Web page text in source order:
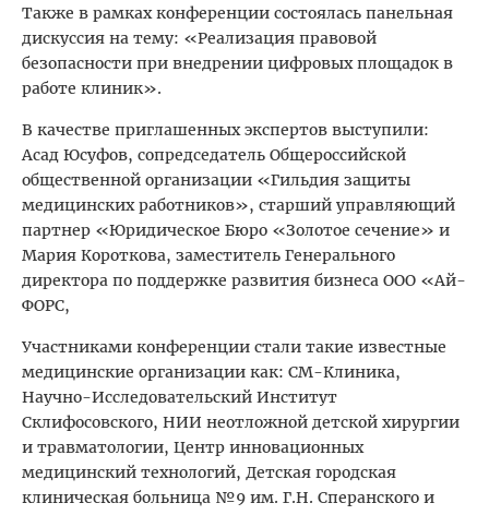
Также в рамках конференции состоялась панельная
дискуссия на тему: «Реализация правовой
безопасности при внедрении цифровых площадок в
работе клиник».
В качестве приглашенных экспертов выступили:
Асад Юсуфов, сопредседатель Общероссийской
общественной организации «Гильдия защиты
медицинских работников», старший управляющий
партнер «Юридическое Бюро «Золотое сечение» и
Мария Короткова, заместитель Генерального
директора по поддержке развития бизнеса ООО «Ай-
ФОРС,
Участниками конференции стали такие известные
медицинские организации как: СМ-Клиника,
Научно-Исследовательский Институт
Склифосовского, НИИ неотложной детской хирургии
и травматологии, Центр инновационных
медицинский технологий, Детская городская
клиническая больница №9 им. Г.Н. Сперанского и